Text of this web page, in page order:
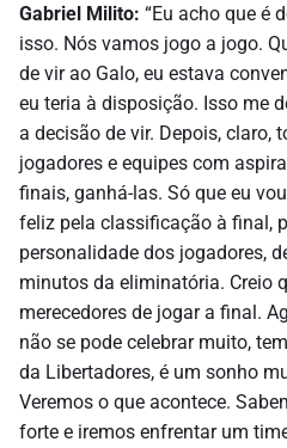
Gabriel Milito: “Eu acho que é
isso. Nós vamos jogo a jogo.
de vir ao Galo, eu estava
eu teria à disposição. Isso me
a decisão de vir. Depois, claro,
jogadores e equipes com
finais, ganhá-las. Só que eu
feliz pela classificação à final,
personalidade dos jogadores,
minutos da eliminatória. Creio
merecedores de jogar a final.
não se pode celebrar muito,
da Libertadores, é um sonho
Veremos o que acontece.
forte e iremos enfrentar um